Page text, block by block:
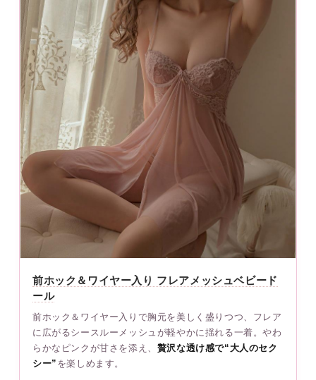
前ホック＆ワイヤー入り フレアメッシュベビード
ール
前ホック＆ワイヤー入りで胸元を美しく盛りつつ、フレア
に広がるシースルーメッシュが軽やかに揺れる一着。やわ
らかなピンクが甘さを添え、 贅沢な透け感で“大人のセク
シー” を楽しめます。